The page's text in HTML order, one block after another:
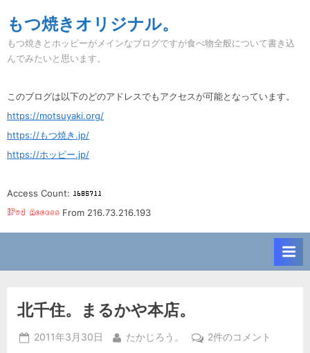
to
content
もつ焼きオリジナル。
もつ焼きとホッピーがメインなブログですが食べ物全般について書き込
んでみたいと思います。
このブログは以下のどのアドレスでもアクセスが可能となっています。
https://motsuyaki.org/
https://もつ焼き.jp/
https://ホッピー.jp/
Access Count:
From 216.73.216.193
北千住。まるかや本店。
Posted
2011年3月30日 By
たかじろう。
北
2件のコメント